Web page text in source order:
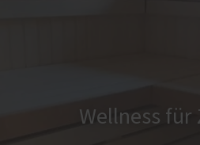
Wellness für